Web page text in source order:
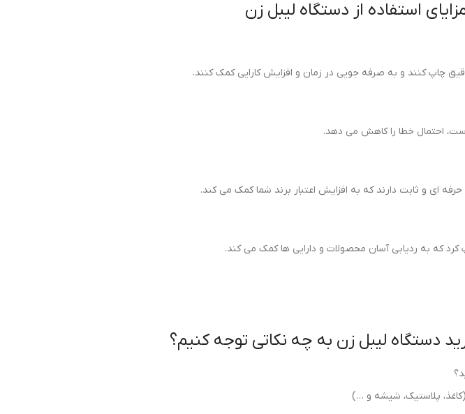
استفاده از دستگاه لیبل زن
چاپ کنند و به صرفه جویی در زمان و افزایش کارایی کمک کنند.
احتمال خطا را کاهش می دهد.
ای و ثابت دارند که به افزایش اعتبار برند شما کمک می کند.
کرد که به ردیابی آسان محصولات و دارایی ها کمک می کند.
دستگاه لیبل زن به چه نکاتی توجه کنیم؟
پلاستیک، شیشه و …)